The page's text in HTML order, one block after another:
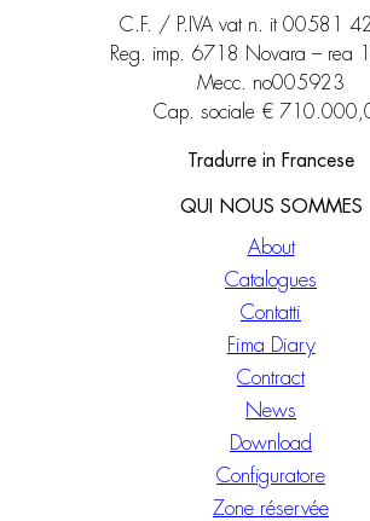
C.F. / P.IVA vat n. it 00581
Reg. imp. 6718 Novara – rea
Mecc. no005923
Cap. sociale €
Tradurre in Francese
QUI NOUS SOMMES
About
Catalogues
Contatti
Fima Diary
Contract
News
Download
Configuratore
Zone réservée